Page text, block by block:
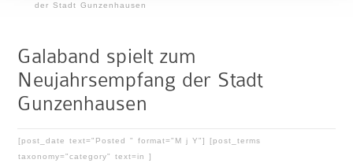
der Stadt Gunzenhausen
Galaband spielt zum
Neujahrsempfang der Stadt
Gunzenhausen
[post_date text="Posted " format="M j Y"] [post_terms
taxonomy="category" text=in ]